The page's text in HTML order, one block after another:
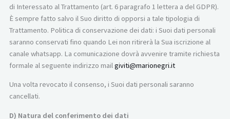
di Interessato al Trattamento (art. 6 paragrafo 1 lettera a del GDPR).
È sempre fatto salvo il Suo diritto di opporsi a tale tipologia di
Trattamento. Politica di conservazione dei dati: i Suoi dati personali
saranno conservati fino quando Lei non ritirerà la Sua iscrizione al
canale whatsapp. La comunicazione dovrà avvenire tramite richiesta
formale al seguente indirizzo mailgiviti@marionegri.it
Una volta revocato il consenso, i Suoi dati personali saranno
cancellati.
D) Natura del conferimento dei dati